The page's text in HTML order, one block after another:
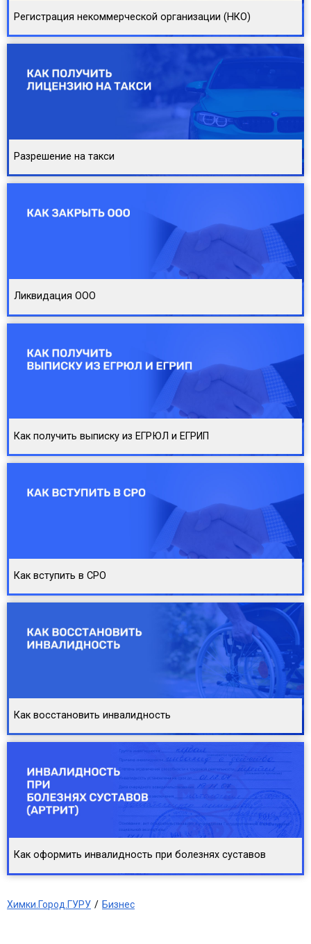
Регистрация некоммерческой организации (НКО)
Разрешение на такси
Ликвидация ООО
Как получить выписку из ЕГРЮЛ и ЕГРИП
Как вступить в СРО
Как восстановить инвалидность
Как оформить инвалидность при болезнях суставов
Химки.Город.ГУРУ Бизнес